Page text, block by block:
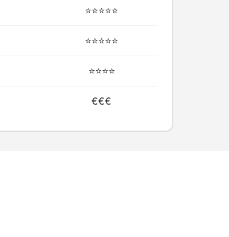
⭐⭐⭐⭐⭐
⭐⭐⭐⭐⭐
⭐⭐⭐⭐
€€€